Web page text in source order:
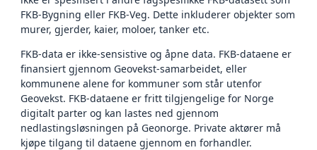
FKB-Bygning eller FKB-Veg. Dette inkluderer objekter som
murer, gjerder, kaier, moloer, tanker etc.
FKB-data er ikke-sensistive og åpne data. FKB-dataene er
finansiert gjennom Geovekst-samarbeidet, eller
kommunene alene for kommuner som står utenfor
Geovekst. FKB-dataene er fritt tilgjengelige for Norge
digitalt parter og kan lastes ned gjennom
nedlastingsløsningen på Geonorge. Private aktører må
kjøpe tilgang til dataene gjennom en forhandler.